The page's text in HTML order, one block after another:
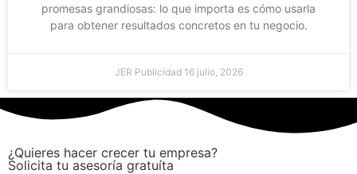
promesas grandiosas: lo que importa es cómo usarla
para obtener resultados concretos en tu negocio.
JER Publicidad 16 julio, 2026
¿Quieres hacer crecer tu empresa?
Solicita tu asesoría gratuíta